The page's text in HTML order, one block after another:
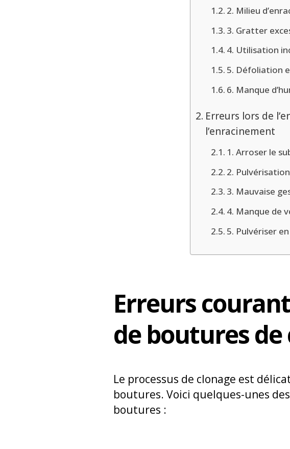
2. Milieu
3. Gratter
4. Utilisation
5. Défoliation
6. Manque
Erreurs lors de
l’enracinement
1. Arroser le
2.
3. Mauvaise
4. Manque de
5. Pulvériser
Erreurs
de boutures de
Le processus de clonage est
boutures. Voici quelques-unes
boutures :